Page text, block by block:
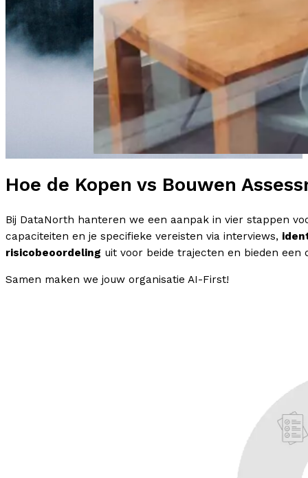
Hoe de Kopen vs Bouwen
Bij DataNorth hanteren we een aanpak in vier stappen
capaciteiten en je specifieke vereisten via interviews,
risicobeoordeling uit voor beide trajecten en bieden een
Samen maken we jouw organisatie AI-First!